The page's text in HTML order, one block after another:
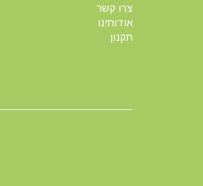
צרו קשר
אודותינו
תקנון